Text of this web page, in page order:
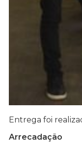
Entrega foi
Arrecadação